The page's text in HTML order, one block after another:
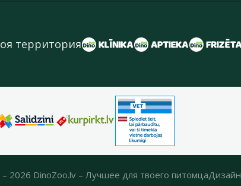
территория
2026 DinoZoo.lv – Лучшее для твоего питомцаДизайн